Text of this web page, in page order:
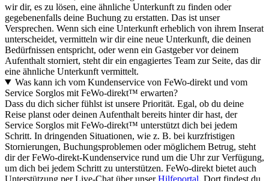
wir dir, es zu lösen, eine ähnliche Unterkunft zu finden oder
gegebenenfalls deine Buchung zu erstatten. Das ist unser
Versprechen. Wenn sich eine Unterkunft erheblich von ihrem Inserat
unterscheidet, vermitteln wir dir eine neue Unterkunft, die deinen
Bedürfnissen entspricht, oder wenn ein Gastgeber vor deinem
Aufenthalt storniert, steht dir ein engagiertes Team zur Seite, das dir
eine ähnliche Unterkunft vermittelt.
Was kann ich vom Kundenservice von FeWo-direkt und vom
Service Sorglos mit FeWo-direkt™ erwarten?
Dass du dich sicher fühlst ist unsere Priorität. Egal, ob du deine
Reise planst oder deinen Aufenthalt bereits hinter dir hast, der
Service Sorglos mit FeWo-direkt™ unterstützt dich bei jedem
Schritt. In dringenden Situationen, wie z. B. bei kurzfristigen
Stornierungen, Buchungsproblemen oder möglichem Betrug, steht
dir der FeWo-direkt-Kundenservice rund um die Uhr zur Verfügung,
um dich bei jedem Schritt zu unterstützen. FeWo-direkt bietet auch
Unterstützung per Live-Chat über unserHilfeportal. Dort findest du